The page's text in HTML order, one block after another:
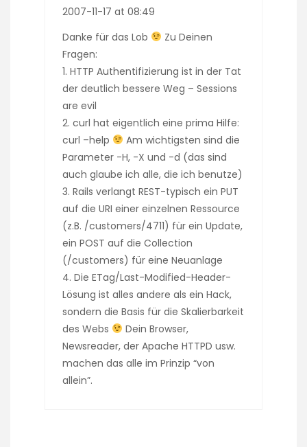
2007-11-17 at 08:49
Danke für das Lob
Zu Deinen
Fragen:
1. HTTP Authentifizierung ist in der Tat
der deutlich bessere Weg – Sessions
are evil
2. curl hat eigentlich eine prima Hilfe:
curl –help
Am wichtigsten sind die
Parameter -H, -X und -d (das sind
auch glaube ich alle, die ich benutze)
3. Rails verlangt REST-typisch ein PUT
auf die URI einer einzelnen Ressource
(z.B. /customers/4711) für ein Update,
ein POST auf die Collection
(/customers) für eine Neuanlage
4. Die ETag/Last-Modified-Header-
Lösung ist alles andere als ein Hack,
sondern die Basis für die Skalierbarkeit
des Webs
Dein Browser,
Newsreader, der Apache HTTPD usw.
machen das alle im Prinzip “von
allein”.